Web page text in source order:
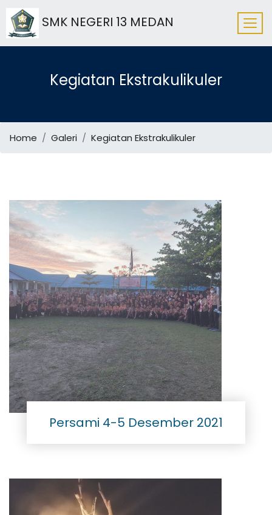
SMK NEGERI 13 MEDAN
Kegiatan Ekstrakulikuler
Home Galeri Kegiatan Ekstrakulikuler
Persami 4-5 Desember 2021